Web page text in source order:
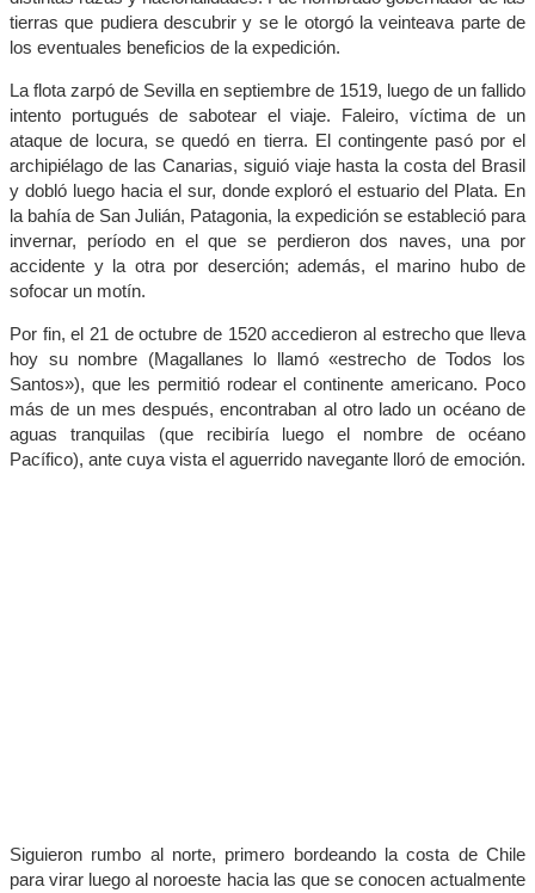
tierras que pudiera descubrir y se le otorgó la veinteava parte de
los eventuales beneficios de la expedición.
La flota zarpó de Sevilla en septiembre de 1519, luego de un fallido
intento portugués de sabotear el viaje. Faleiro, víctima de un
ataque de locura, se quedó en tierra. El contingente pasó por el
archipiélago de las Canarias, siguió viaje hasta la costa del Brasil
y dobló luego hacia el sur, donde exploró el estuario del Plata. En
la bahía de San Julián, Patagonia, la expedición se estableció para
invernar, período en el que se perdieron dos naves, una por
accidente y la otra por deserción; además, el marino hubo de
sofocar un motín.
Por fin, el 21 de octubre de 1520 accedieron al estrecho que lleva
hoy su nombre (Magallanes lo llamó «estrecho de Todos los
Santos»), que les permitió rodear el continente americano. Poco
más de un mes después, encontraban al otro lado un océano de
aguas tranquilas (que recibiría luego el nombre de océano
Pacífico), ante cuya vista el aguerrido navegante lloró de emoción.
Siguieron rumbo al norte, primero bordeando la costa de Chile
para virar luego al noroeste hacia las que se conocen actualmente